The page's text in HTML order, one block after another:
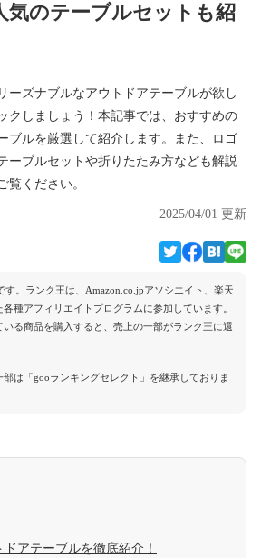
気のテーブルセットも紹
ーズナブルなアウトドアテーブルが欲し
クしましょう！本記事では、おすすめの
ブルを厳選して紹介します。また、ロゴ
ーブルセットや折りたたみ方なども解説
覧ください。
2025/04/01 更新
す。ランク王は、Amazon.co.jpアソシエイト、楽天
種アフィリエイトプログラムに参加しています。
る商品を購入すると、売上の一部がランク王に還
部は「gooランキングセレクト」を継承しておりま
アテーブルを徹底紹介！